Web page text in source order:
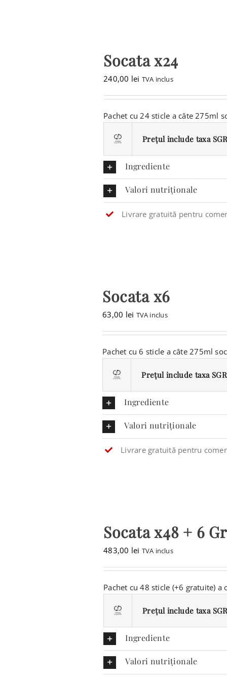
COȘ
Socata x24
240,00 lei TVA inclus
Pachet cu 24 sticle a câte 275ml
Prețul include taxa
Ingrediente
Valori nutriționale
Livrare gratuită pentru
Socata x6
63,00 lei TVA inclus
Pachet cu 6 sticle a câte 275ml
Prețul include taxa
Ingrediente
Valori nutriționale
Livrare gratuită pentru
Socata x48 + 6
483,00 lei TVA inclus
Pachet cu 48 sticle (+6 gratuite) a
Prețul include taxa
Ingrediente
Valori nutriționale